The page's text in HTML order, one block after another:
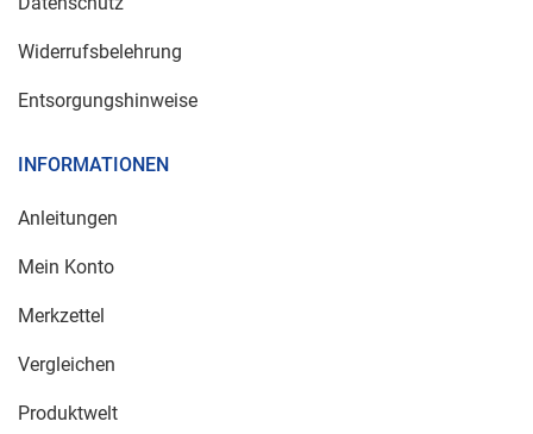
Widerrufsbelehrung
Entsorgungshinweise
INFORMATIONEN
Anleitungen
Mein Konto
Merkzettel
Vergleichen
Produktwelt